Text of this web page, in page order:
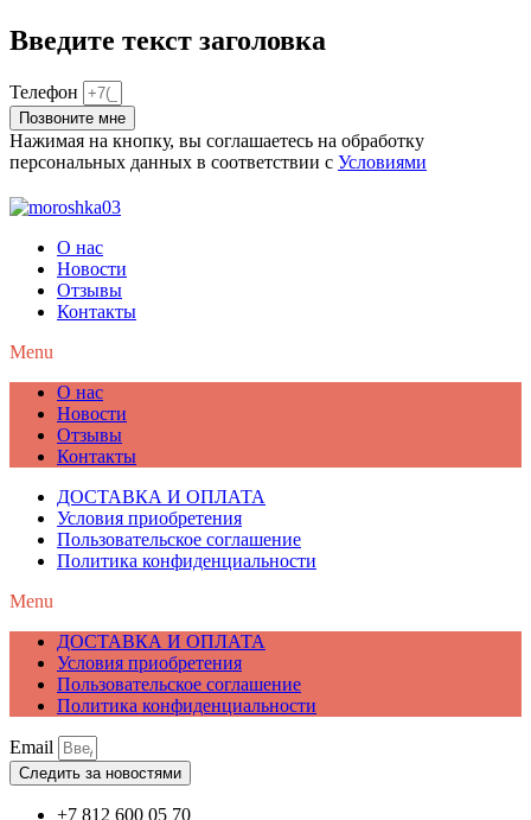
Введите текст заголовка
Телефон
Позвоните мне
Нажимая на кнопку, вы соглашаетесь на обработку
персональных данных в соответствии с Условиями
О нас
Новости
Отзывы
Контакты
Menu
О нас
Новости
Отзывы
Контакты
ДОСТАВКА И ОПЛАТА
Условия приобретения
Пользовательское соглашение
Политика конфиденциальности
Menu
ДОСТАВКА И ОПЛАТА
Условия приобретения
Пользовательское соглашение
Политика конфиденциальности
Email
Следить за новостями
+7 812 600 05 70